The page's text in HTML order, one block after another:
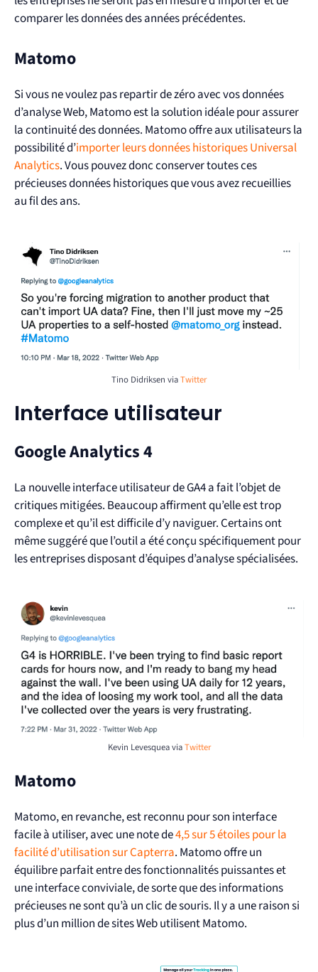
comparer les données des années précédentes.
Matomo
Si vous ne voulez pas repartir de zéro avec vos données
d’analyse Web, Matomo est la solution idéale pour assurer
la continuité des données. Matomo offre aux utilisateurs la
possibilité d’importer leurs données historiques Universal
Analytics. Vous pouvez donc conserver toutes ces
précieuses données historiques que vous avez recueillies
au fil des ans.
Tino Didriksen viaTwitter
Interface utilisateur
Google Analytics 4
La nouvelle interface utilisateur de GA4 a fait l’objet de
critiques mitigées. Beaucoup affirment qu’elle est trop
complexe et qu’il est difficile d’y naviguer. Certains ont
même suggéré que l’outil a été conçu spécifiquement pour
les entreprises disposant d’équipes d’analyse spécialisées.
Kevin Levesquea viaTwitter
Matomo
Matomo, en revanche, est reconnu pour son interface
facile à utiliser, avec une note de4,5 sur 5 étoiles pour la
facilité d’utilisation sur Capterra. Matomo offre un
équilibre parfait entre des fonctionnalités puissantes et
une interface conviviale, de sorte que des informations
précieuses ne sont qu’à un clic de souris. Il y a une raison si
plus d’un million de sites Web utilisent Matomo.